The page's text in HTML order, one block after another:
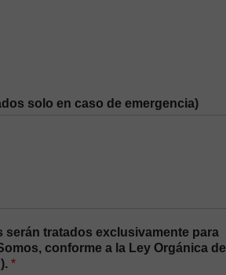
solo en caso de emergencia)
tratados exclusivamente para
conforme a la Ley Orgánica de
*